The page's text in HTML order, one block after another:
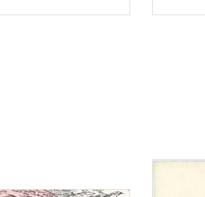
Typ